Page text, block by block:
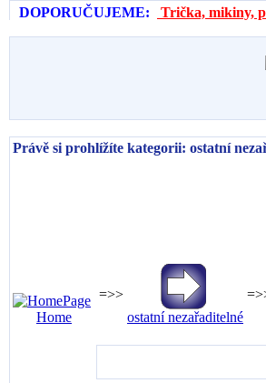
DOPORUČUJEME:
Trička, mikiny,
Právě si prohlížíte kategorii: ostatní
Home
=>>
ostatní nezařaditelné